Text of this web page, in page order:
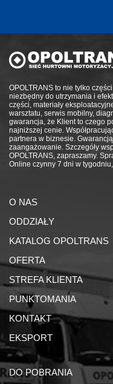
OPOLTRANS to nie tylko
niezbędny do utrzymania i
części, materiały
warsztatu, serwis mobilny,
gwarancja, że Klient to czego
najniższej cenie.
partnera w biznesie.
zaangażowanie. Szczegóły
OPOLTRANS, zapraszamy.
Online czynny 7 dni w
O NAS
ODDZIAŁY
KATALOG OPOLTRANS
OFERTA
STREFA KLIENTA
PUNKTOMANIA
KONTAKT
EKSPORT
DO POBRANIA